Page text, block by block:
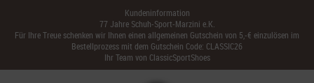
Kundeninformation
77 Jahre Schuh-Sport-Marzini e.K.
Für Ihre Treue schenken wir Ihnen einen allgemeinen Gutschein von 5,-€ einzulösen im
Bestellprozess mit dem Gutschein Code: CLASSIC26
Ihr Team von ClassicSportShoes